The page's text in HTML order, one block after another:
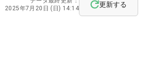
2025年7月20日 (日) 14:14
更新する